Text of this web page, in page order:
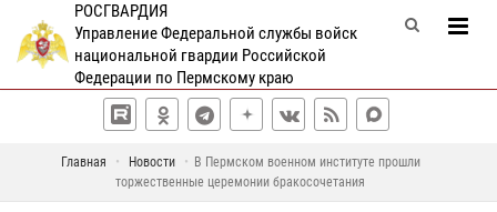
РОСГВАРДИЯ
Управление Федеральной службы войск
национальной гвардии Российской
Федерации по Пермскому краю
Главная Новости
В Пермском военном институте прошли
торжественные церемонии бракосочетания